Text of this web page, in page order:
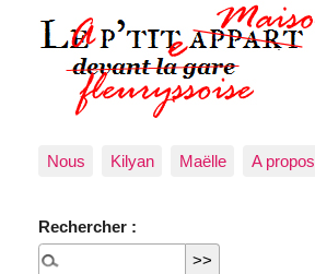
Nous Kilyan Maëlle A propos
Rechercher :